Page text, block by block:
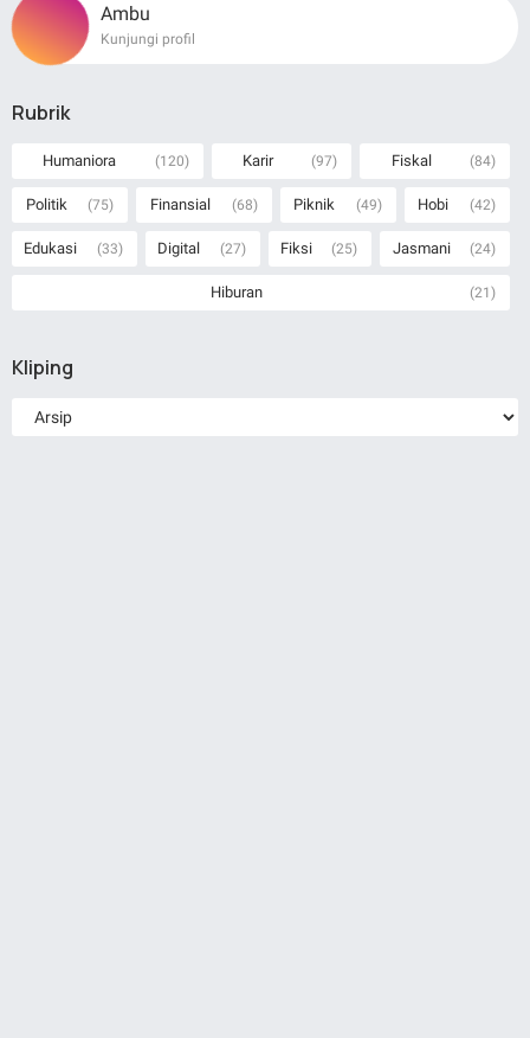
Ambu
Kunjungi profil
Rubrik
Humaniora (120) Karir (97) Fiskal (84)
Politik (75) Finansial (68) Piknik (49) Hobi (42)
Edukasi (33) Digital (27) Fiksi (25) Jasmani (24)
Hiburan (21)
Kliping